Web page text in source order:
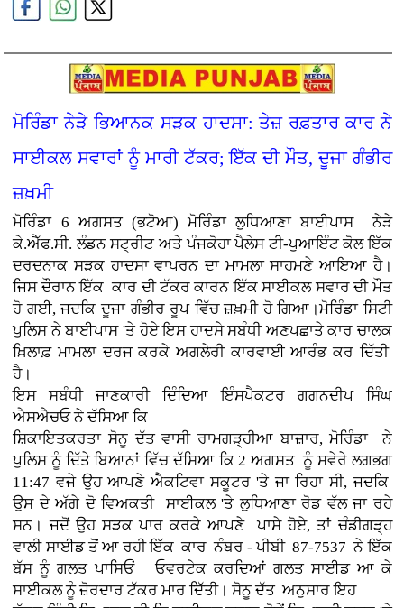
ਮੋਰਿੰਡਾ ਨੇੜੇ ਭਿਆਨਕ ਸੜਕ ਹਾਦਸਾ: ਤੇਜ਼ ਰਫ਼ਤਾਰ ਕਾਰ ਨੇ
ਸਾਈਕਲ ਸਵਾਰਾਂ ਨੂੰ ਮਾਰੀ ਟੱਕਰ; ਇੱਕ ਦੀ ਮੌਤ, ਦੂਜਾ ਗੰਭੀਰ
ਜ਼ਖ਼ਮੀ
ਮੋਰਿੰਡਾ 6 ਅਗਸਤ (ਭਟੋਆ)ਮੋਰਿੰਡਾ ਲੁਧਿਆਣਾ ਬਾਈਪਾਸ ਨੇੜੇ
ਕੇ.ਐੱਫ.ਸੀ. ਲੰਡਨ ਸਟ੍ਰੀਟ ਅਤੇ ਪੰਜਕੋਹਾ ਪੈਲੇਸ ਟੀ-ਪੁਆਇੰਟ ਕੋਲ ਇੱਕ
ਦਰਦਨਾਕ ਸੜਕ ਹਾਦਸਾ ਵਾਪਰਨ ਦਾ ਮਾਮਲਾ ਸਾਹਮਣੇ ਆਇਆ ਹੈ।
ਜਿਸ ਦੌਰਾਨ ਇੱਕ ਕਾਰ ਦੀ ਟੱਕਰ ਕਾਰਨ ਇੱਕ ਸਾਈਕਲ ਸਵਾਰ ਦੀ ਮੌਤ
ਹੋ ਗਈ, ਜਦਕਿ ਦੂਜਾ ਗੰਭੀਰ ਰੂਪ ਵਿੱਚ ਜ਼ਖ਼ਮੀ ਹੋ ਗਿਆ।ਮੋਰਿੰਡਾ ਸਿਟੀ
ਪੁਲਿਸ ਨੇ ਬਾਈਪਾਸ 'ਤੇ ਹੋਏ ਇਸ ਹਾਦਸੇ ਸਬੰਧੀ ਅਣਪਛਾਤੇ ਕਾਰ ਚਾਲਕ
ਖ਼ਿਲਾਫ਼ ਮਾਮਲਾ ਦਰਜ ਕਰਕੇ ਅਗਲੇਰੀ ਕਾਰਵਾਈ ਆਰੰਭ ਕਰ ਦਿੱਤੀ
ਹੈ।
ਇਸ ਸਬੰਧੀ ਜਾਣਕਾਰੀ ਦਿੰਦਿਆ ਇੰਸਪੈਕਟਰ ਗਗਨਦੀਪ ਸਿੰਘ
ਐਸਐਚਓ ਨੇ ਦੱਸਿਆ ਕਿ
ਸ਼ਿਕਾਇਤਕਰਤਾ ਸੋਨੂ ਦੱਤ ਵਾਸੀ ਰਾਮਗੜ੍ਹੀਆ ਬਾਜ਼ਾਰ, ਮੋਰਿੰਡਾ ਨੇ
ਪੁਲਿਸ ਨੂੰ ਦਿੱਤੇ ਬਿਆਨਾਂ ਵਿੱਚ ਦੱਸਿਆ ਕਿ 2 ਅਗਸਤ ਨੂੰ ਸਵੇਰੇ ਲਗਭਗ
11:47 ਵਜੇ ਉਹ ਆਪਣੇ ਐਕਟਿਵਾ ਸਕੂਟਰ 'ਤੇ ਜਾ ਰਿਹਾ ਸੀ, ਜਦਕਿ
ਉਸ ਦੇ ਅੱਗੇ ਦੋ ਵਿਅਕਤੀ ਸਾਈਕਲ 'ਤੇ ਲੁਧਿਆਣਾ ਰੋਡ ਵੱਲ ਜਾ ਰਹੇ
ਸਨ। ਜਦੋਂ ਉਹ ਸੜਕ ਪਾਰ ਕਰਕੇ ਆਪਣੇ ਪਾਸੇ ਹੋਏ, ਤਾਂ ਚੰਡੀਗੜ੍ਹ
ਵਾਲੀ ਸਾਈਡ ਤੋਂ ਆ ਰਹੀ ਇੱਕ ਕਾਰ ਨੰਬਰ - ਪੀਬੀ 87-7537 ਨੇ ਇੱਕ
ਬੱਸ ਨੂੰ ਗਲਤ ਪਾਸਿਓਂ ਓਵਰਟੇਕ ਕਰਦਿਆਂ ਗਲਤ ਸਾਈਡ ਆ ਕੇ
ਸਾਈਕਲ ਨੂੰ ਜ਼ੋਰਦਾਰ ਟੱਕਰ ਮਾਰ ਦਿੱਤੀ। ਸੋਨੂ ਦੱਤ ਅਨੁਸਾਰ ਇਹ